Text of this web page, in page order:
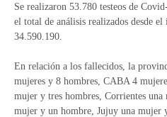
Se realizaron 53.780 testeos de
el total de análisis realizados desde
34.590.190.
En relación a los fallecidos, la
mujeres y 8 hombres, CABA 4
mujer y tres hombres, Corrientes
mujer y un hombre, Jujuy una mujer